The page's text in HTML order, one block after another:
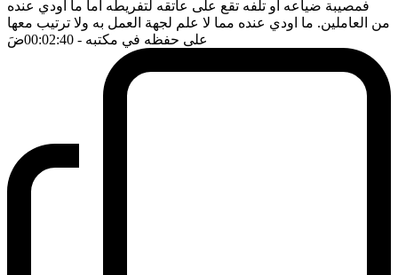
فمصيبة ضياعه او تلفه تقع على عاتقه لتفريطه اما ما اودي عنده
من العاملين. ما اودي عنده مما لا علم لجهة العمل به ولا ترتيب معها
على حفظه في مكتبه - 00:02:40 ضَ